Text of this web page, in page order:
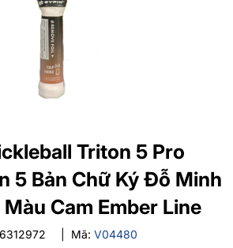
Triton 5 Pro
5 Bản Chữ Ký Đỗ Minh
Cam Ember Line
Mã: V04480